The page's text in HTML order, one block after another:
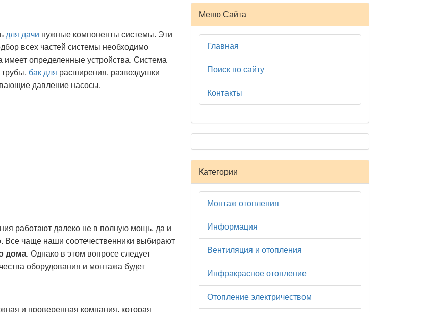
для дачи нужные компоненты системы. Эти
всех частей системы необходимо
имеет определенные устройства. Система
бак для расширения, развоздушки
давление насосы.
работают далеко не в полную мощь, да и
Все чаще наши соотечественники выбирают
дома. Однако в этом вопросе следует
оборудования и монтажа будет
и проверенная компания, которая
Меню Сайта
Главная
Поиск по сайту
Контакты
Категории
Монтаж отопления
Информация
Вентиляция и отопления
Инфракрасное отопление
Отопление электричеством